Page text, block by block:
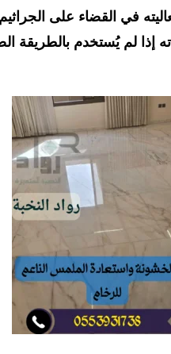
في القضاء على
لم يُستخدم بالطريقة